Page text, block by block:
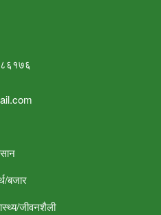
बजार
जीवनशैली